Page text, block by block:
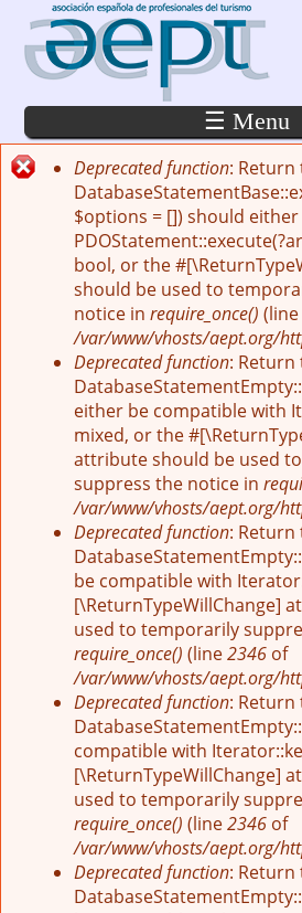
Pasar al contenido principal
☰ Menu
Mensaje de error
Deprecated function: Return
$options = []) should
bool, or the
should be used to
notice in require_once() (line
/var/www/vhosts/aept.org/
Deprecated function: Return
either be compatible with
mixed, or the
attribute should be used
suppress the notice in
/var/www/vhosts/aept.org/
Deprecated function: Return
be compatible with
[\ReturnTypeWillChange]
used to temporarily
require_once() (line2346 of
/var/www/vhosts/aept.org/
Deprecated function: Return
compatible with
[\ReturnTypeWillChange]
used to temporarily
require_once() (line2346 of
/var/www/vhosts/aept.org/
Deprecated function: Return